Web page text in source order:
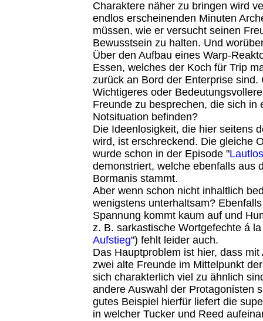
Charaktere näher zu bringen wird
endlos erscheinenden Minuten
müssen, wie er versucht seinen
Bewusstsein zu halten. Und
Über den Aufbau eines Warp-
Essen, welches der Koch für Trip
zurück an Bord der Enterprise sind.
Wichtigeres oder
Freunde zu besprechen, die sich in
Notsituation befinden?
Die Ideenlosigkeit, die hier seitens
wird, ist erschreckend. Die gleiche
wurde schon in der Episode "
demonstriert, welche ebenfalls aus
Bormanis stammt.
Aber wenn schon nicht inhaltlich
wenigstens unterhaltsam?
Spannung kommt kaum auf und
z. B. sarkastische Wortgefechte á
Aufstieg") fehlt leider auch.
Das Hauptproblem ist hier, dass mit
zwei alte Freunde im Mittelpunkt
sich charakterlich viel zu ähnlich
andere Auswahl der Protagonisten
gutes Beispiel hierfür liefert die
in welcher Tucker und Reed